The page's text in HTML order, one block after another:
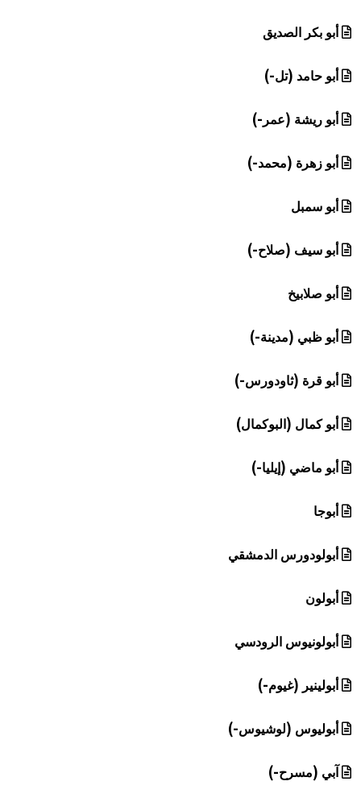
أبو بكر الصديق
أبو حامد (تل-)
أبو ريشة (عمر-)
أبو زهرة (محمد-)
أبو سمبل
أبو سيف (صلاح-)
أبو صلابيخ
أبو ظبي (مدينة-)
أبو قرة (ثاودورس-)
أبو كمال (البوكمال)
أبو ماضي (إيليا-)
أبوجا
أبولودورس الدمشقي
أبولون
أبولونيوس الرودسي
أبولينير (غيوم-)
أبوليوس (لوشيوس-)
آبي (مسرح-)